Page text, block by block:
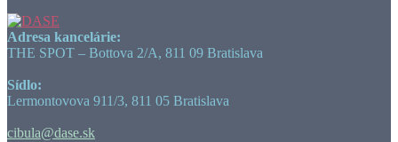
Adresa kancelárie:
THE SPOT – Bottova 2/A, 811 09 Bratislava
Sídlo:
Lermontovova 911/3, 811 05 Bratislava
cibula@dase.sk